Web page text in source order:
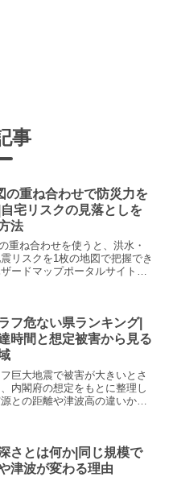
事
の重ね合わせで防災力を
|自宅リスクの見落としを
法
重ね合わせを使うと、洪水・
リスクを1枚の地図で把握でき
ードマップポータルサイトの
フ危ない県ランキング|
時間と想定被害から見る
巨大地震で被害が大きいとさ
内閣府の想定をもとに整理し
源との距離や津波高の違いか
さとは何か|同じ規模で
津波が変わる理由